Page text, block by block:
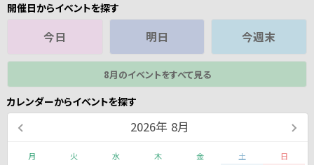
開催日からイベントを探す
今日 明日 今週末
8月のイベントをすべて見る
カレンダーからイベントを探す
2026年 8月
月 火 水 木 金 土 日